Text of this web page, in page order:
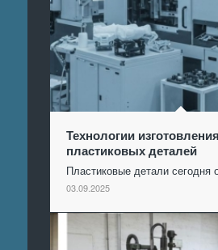
Технологии изготовления
пластиковых деталей
Пластиковые детали
03.09.2025